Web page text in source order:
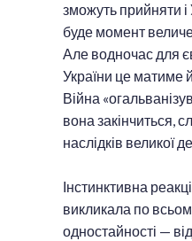
зможуть прийняти і
буде момент
Але водночас для
України це матиме
Війна
вона закінчиться,
наслідків великої
Інстинктивна
викликала по
одностайності —